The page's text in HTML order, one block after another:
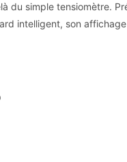
du simple tensiomètre.
intelligent, son